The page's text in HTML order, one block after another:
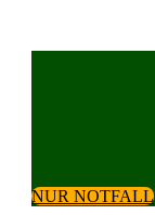
NUR NOTFALL